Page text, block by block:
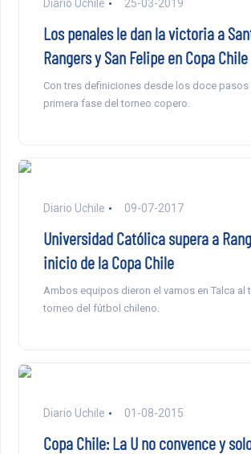
Diario Uchile 25-03-2019
Los penales le dan la victoria a
Rangers y San Felipe en Copa Chile
Con tres definiciones desde los doce pasos
primera fase del torneo copero.
Diario Uchile 09-07-2017
Universidad Católica supera a
inicio de la Copa Chile
Ambos equipos dieron el vamos en Talca al
torneo del fútbol chileno.
Diario Uchile 01-08-2015
Copa Chile: La U no convence y